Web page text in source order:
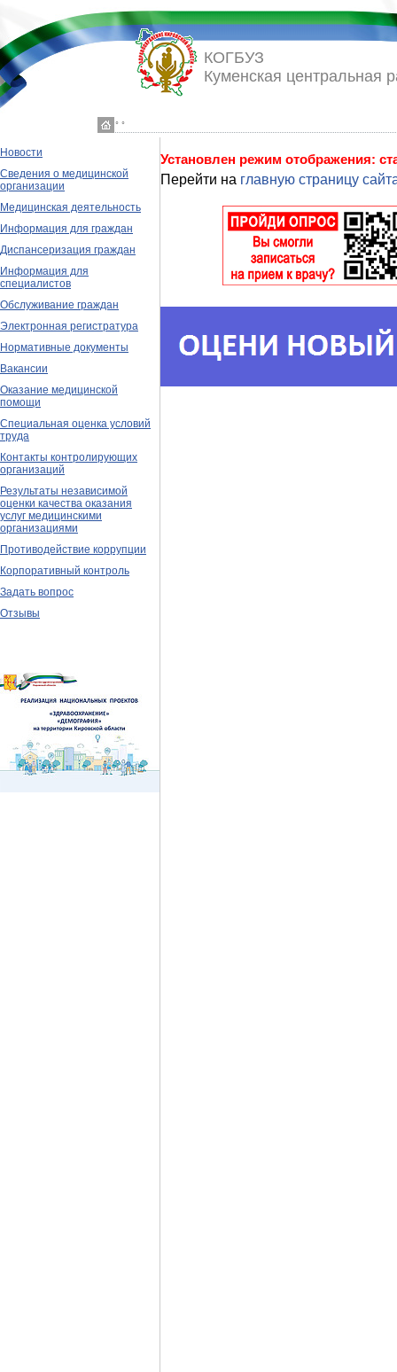
◦ ◦
КОГБУЗ
Куменская центральная
Новости
Сведения о медицинской
организации
Медицинская деятельность
Информация для граждан
Диспансеризация граждан
Информация для
специалистов
Обслуживание граждан
Электронная регистратура
Нормативные документы
Вакансии
Оказание медицинской
помощи
Специальная оценка условий
труда
Контакты контролирующих
организаций
Результаты независимой
оценки качества оказания
услуг медицинскими
организациями
Противодействие коррупции
Корпоративный контроль
Задать вопрос
Отзывы
Установлен режим отображения:
Перейти на главную страницу